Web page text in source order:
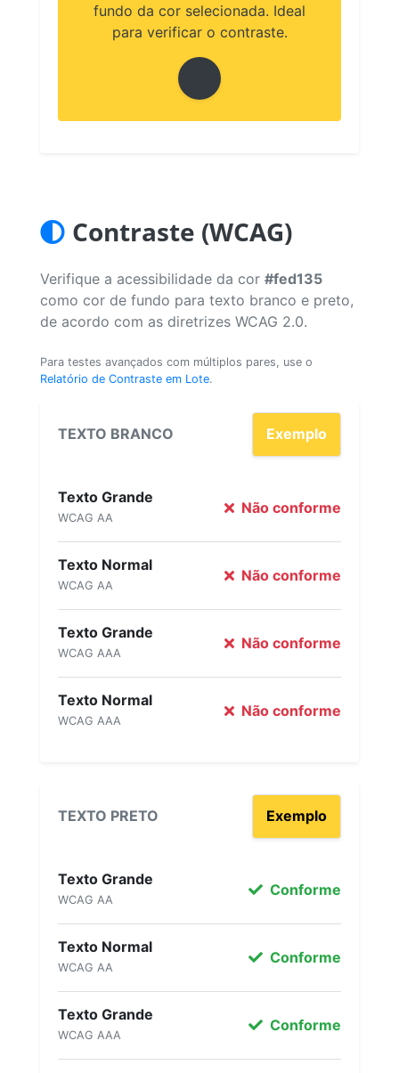
fundo da cor selecionada. Ideal
para verificar o contraste.
Contraste (WCAG)
Verifique a acessibilidade da cor #fed135
como cor de fundo para texto branco e preto,
de acordo com as diretrizes WCAG 2.0.
Para testes avançados com múltiplos pares, use o
Relatório de Contraste em Lote.
TEXTO BRANCO Exemplo
Texto Grande
WCAG AA
Não conforme
Texto Normal
WCAG AA
Não conforme
Texto Grande
WCAG AAA
Não conforme
Texto Normal
WCAG AAA
Não conforme
TEXTO PRETO Exemplo
Texto Grande
WCAG AA
Conforme
Texto Normal
WCAG AA
Conforme
Texto Grande
WCAG AAA
Conforme